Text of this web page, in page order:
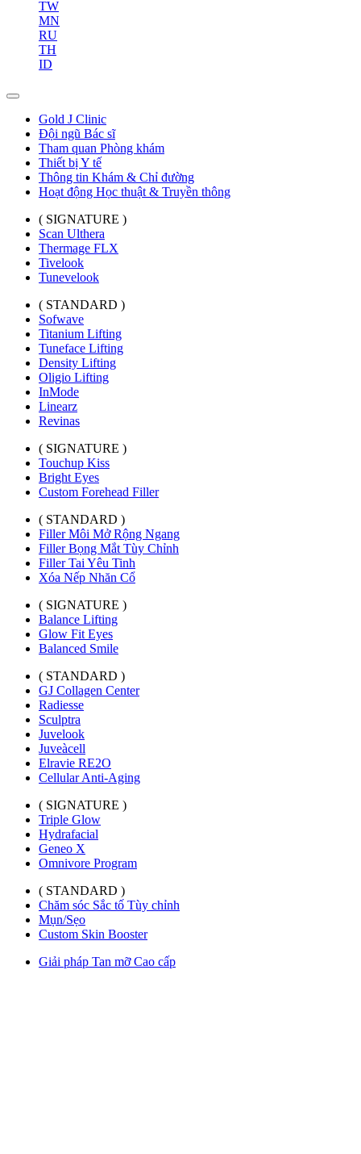
TW
MN
RU
TH
ID
Gold J Clinic
Đội ngũ Bác sĩ
Tham quan Phòng khám
Thiết bị Y tế
Thông tin Khám & Chỉ đường
Hoạt động Học thuật & Truyền thông
( SIGNATURE )
Scan Ulthera
Thermage FLX
Tivelook
Tunevelook
( STANDARD )
Sofwave
Titanium Lifting
Tuneface Lifting
Density Lifting
Oligio Lifting
InMode
Linearz
Revinas
( SIGNATURE )
Touchup Kiss
Bright Eyes
Custom Forehead Filler
( STANDARD )
Filler Môi Mở Rộng Ngang
Filler Bọng Mắt Tùy Chỉnh
Filler Tai Yêu Tinh
Xóa Nếp Nhăn Cổ
( SIGNATURE )
Balance Lifting
Glow Fit Eyes
Balanced Smile
( STANDARD )
GJ Collagen Center
Radiesse
Sculptra
Juvelook
Juveàcell
Elravie RE2O
Cellular Anti-Aging
( SIGNATURE )
Triple Glow
Hydrafacial
Geneo X
Omnivore Program
( STANDARD )
Chăm sóc Sắc tố Tùy chỉnh
Mụn/Sẹo
Custom Skin Booster
Giải pháp Tan mỡ Cao cấp